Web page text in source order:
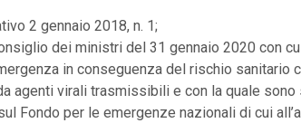
2 gennaio 2018, n. 1;
dei ministri del 31 gennaio 2020 con
in conseguenza del rischio sanitario
agenti virali trasmissibili e con la quale
Fondo per le emergenze nazionali di cui